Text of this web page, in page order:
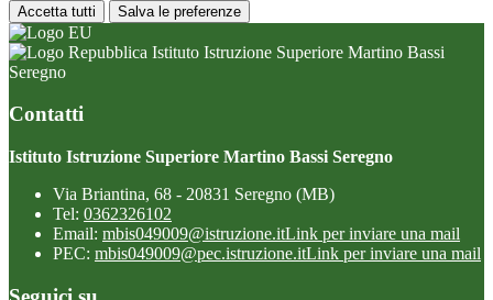
Accetta tutti Salva le preferenze
Istituto Istruzione Superiore Martino Bassi
Seregno
Contatti
Istituto Istruzione Superiore Martino Bassi Seregno
Via Briantina, 68 - 20831 Seregno (MB)
Tel: 0362326102
Email: mbis049009@istruzione.itLink per inviare una mail
PEC: mbis049009@pec.istruzione.itLink per inviare una mail